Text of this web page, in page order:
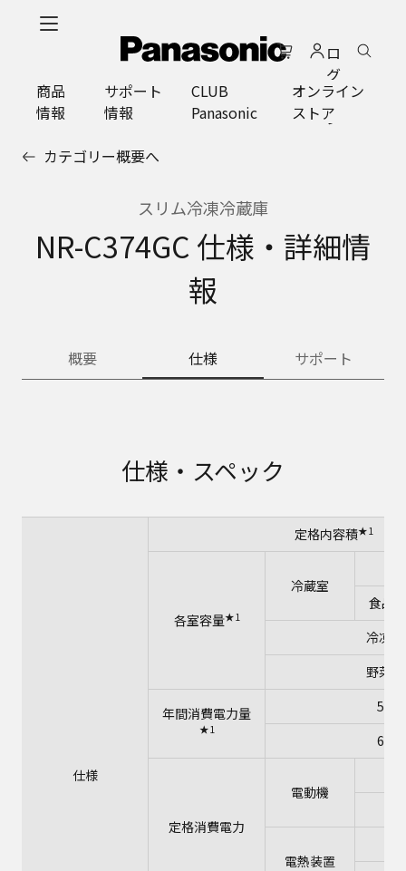
ロ
グ
イ
ン
商品
情報
サポート
情報
CLUB
Panasonic
オンライン
ストア
カテゴリー概要へ
スリム冷凍冷蔵庫
NR-C374GC 仕様・詳細情
報
概要 仕様 サポート
仕様・スペック
仕様
定格内容積★1
各室容量★1
冷蔵室
食品
冷凍室
野菜室
年間消費電力量
★1
定格消費電力
電動機
電熱装置